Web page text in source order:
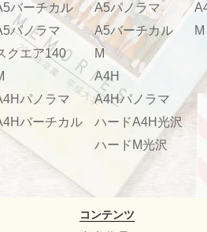
バーチカル
パノラマ
クエア140
パノラマ
バーチカル
A5パノラマ
A5バーチカル
M
A4H
A4Hパノラマ
ハードA4H光沢
ハードM光沢
M
コンテンツ